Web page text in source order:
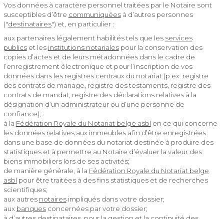
Vos données à caractère personnel traitées par le Notaire sont
susceptibles d’être communiquéesà d’autres personnes
("destinataires") et, en particulier :
aux partenaires légalement habilités tels que les services
publicset les institutions notarialespour la conservation des
copies d’actes et de leurs métadonnées dans le cadre de
l’enregistrement électronique et pour l’inscription de vos
données dans les registres centraux du notariat (p.ex. registre
des contrats de mariage, registre des testaments, registre des
contrats de mandat, registre des déclarations relatives à la
désignation d’un administrateur ou d’une personne de
confiance);
à la Fédération Royale du Notariat belge asbl en ce qui concerne
les données relatives aux immeubles afin d’être enregistrées
dans une base de données du notariat destinée à produire des
statistiques et à permettre au Notaire d’évaluer la valeur des
biens immobiliers lors de ses activités;
de manière générale, à la Fédération Royale du Notariat belge
asbl pour être traitées à des fins statistiques et de recherches
scientifiques;
aux autres notairesimpliqués dans votre dossier;
aux banquesconcernées par votre dossier;